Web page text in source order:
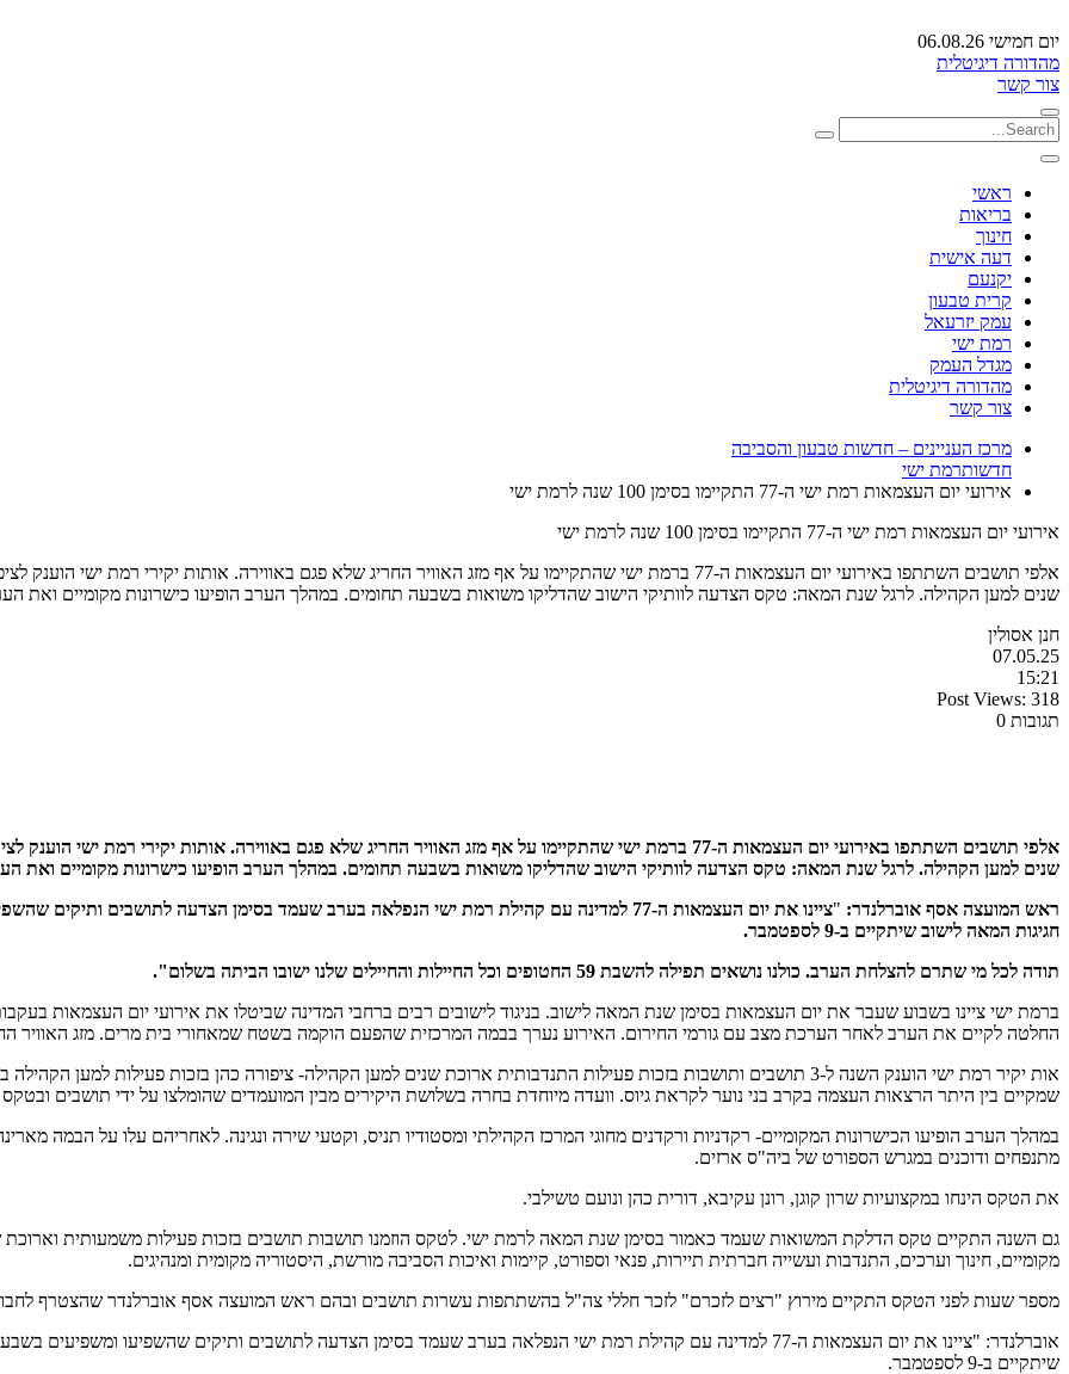
יום חמישי 06.08.26
מהדורה דיגיטלית
צור קשר
ראשי
בריאות
חינוך
דעה אישית
יקנעם
קרית טבעון
עמק יזרעאל
רמת ישי
מגדל העמק
מהדורה דיגיטלית
צור קשר
מרכז העניינים – חדשות טבעון והסביבה
חדשותרמת ישי
אירועי יום העצמאות רמת ישי ה-77 התקיימו בסימן 100 שנה לרמת ישי
אירועי יום העצמאות רמת ישי ה-77 התקיימו בסימן 100 שנה לרמת ישי
אלפי תושבים השתתפו באירועי יום העצמאות ה-77 ברמת ישי שהתקיימו על אף מזג האוויר החריג שלא פגם באווירה. אותות
שנים למען הקהילה. לרגל שנת המאה: טקס הצדעה לוותיקי הישוב שהדליקו משואות בשבעה תחומים. במהלך הערב הופיעו כישרונות מקומיים ואת
חנן אסולין
07.05.25
15:21
Post Views: 318
תגובות 0
אלפי תושבים השתתפו באירועי יום העצמאות ה-77 ברמת ישי שהתקיימו על אף מזג האוויר החריג שלא פגם באווירה. אותות
שנים למען הקהילה. לרגל שנת המאה: טקס הצדעה לוותיקי הישוב שהדליקו משואות בשבעה תחומים. במהלך הערב הופיעו כישרונות מקומיים ואת
ראש המועצה אסף אוברלנדר: "
ציינו את יום העצמאות ה-77 למדינה עם קהילת רמת ישי הנפלאה בערב שעמד בסימן הצדעה לתושבים
חגיגות המאה לישוב שיתקיים ב-9 לספטמבר.
תודה לכל מי שתרם להצלחת הערב. כולנו נושאים תפילה להשבת 59 החטופים וכל החיילות והחיילים שלנו ישובו הביתה בשלום".
ברמת ישי ציינו בשבוע שעבר את יום העצמאות בסימן שנת המאה לישוב. בניגוד לישובים רבים ברחבי המדינה שביטלו את אירועי יום העצמאות
החלטה לקיים את הערב לאחר הערכת מצב עם גורמי החירום. האירוע נערך בבמה המרכזית שהפעם הוקמה בשטח שמאחורי בית מרים. מזג האוויר החריג לא פגם באווירה
אות יקיר רמת ישי הוענק השנה ל-3 תושבים ותושבות בזכות פעילות התנדבותית ארוכת שנים למען הקהילה- ציפורה כהן בזכות פעילות
שמקיים בין היתר הרצאות העצמה בקרב בני נוער לקראת גיוס. וועדה מיוחדת בחרה בשלושת היקירים מבין המועמדים שהומלצו על ידי תושבים
מתנפחים ודוכנים במגרש הספורט של ביה"ס ארזים.
את הטקס הינחו במקצועיות שרון קוגן, רונן עקיבא, דורית כהן ונועם טשילבי.
גם השנה התקיים טקס הדלקת המשואות שעמד כאמור בסימן שנת המאה לרמת ישי. לטקס הוזמנו תושבות תושבים בזכות פעילות משמעותית וארוכת
מקומיים, חינוך וערכים, התנדבות ועשייה חברתית תיירות, פנאי וספורט, קיימות ואיכות הסביבה מורשת, היסטוריה מקומית ומנהיגים.
מספר שעות לפני הטקס התקיים מירוץ "רצים לזכרם" לזכר חללי צה"ל בהשתתפות עשרות תושבים ובהם ראש המועצה אסף אוברלנדר שהצטרף
אוברלנדר: "ציינו את יום העצמאות ה-77 למדינה עם קהילת רמת ישי הנפלאה בערב שעמד בסימן הצדעה לתושבים ותיקים שהשפיעו
שיתקיים ב-9 לספטמבר.